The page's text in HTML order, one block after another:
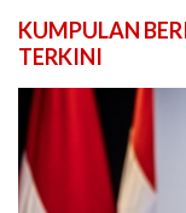
KUMPULAN
TERKINI